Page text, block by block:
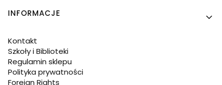
INFORMACJE
Kontakt
Szkoły i Biblioteki
Regulamin sklepu
Polityka prywatności
Foreign Rights